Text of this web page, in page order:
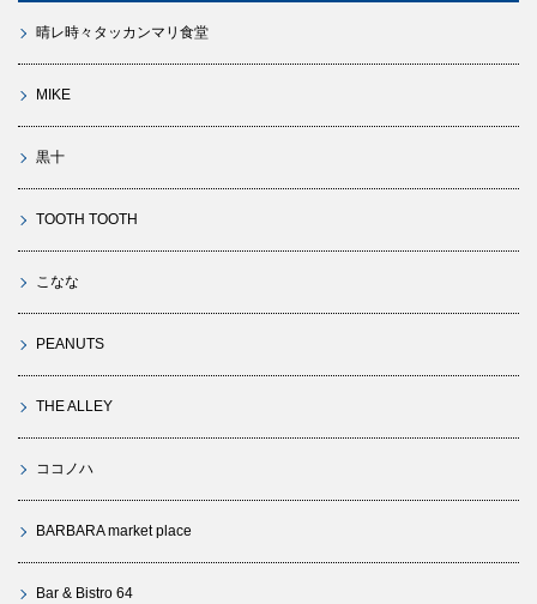
晴レ時々タッカンマリ食堂
MIKE
黒十
TOOTH TOOTH
こなな
PEANUTS
THE ALLEY
ココノハ
BARBARA market place
Bar & Bistro 64